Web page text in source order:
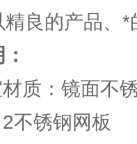
精良的产品、
质：镜面不
不锈钢网板